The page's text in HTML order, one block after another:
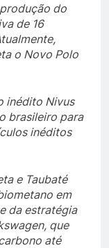
do
de 16
o Novo Polo
inédito Nivus
brasileiro para
inéditos
e Taubaté
em
da estratégia
que
até